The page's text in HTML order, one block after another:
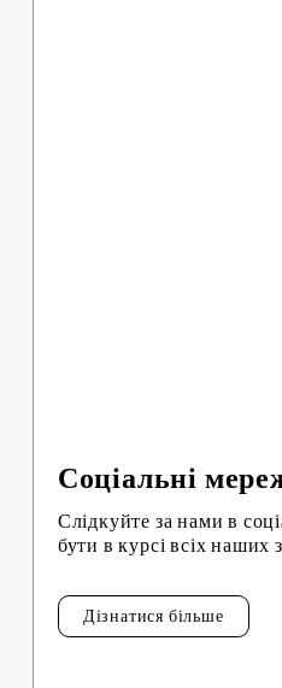
Соціальні
Слідкуйте за нами в
бути в курсі всіх наших
Дізнатися більше